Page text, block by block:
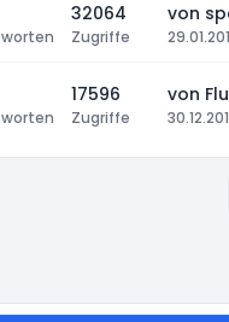
32064
Zugriffe
von
17596
Zugriffe
von